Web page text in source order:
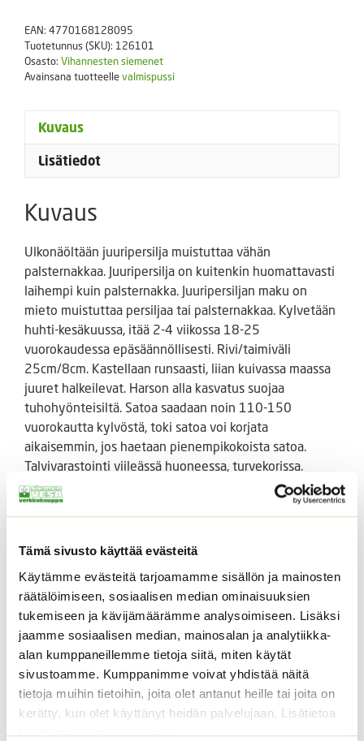
Tämä sivusto käyttää evästeitä
Käytämme evästeitä tarjoamamme sisällön ja mainosten
räätälöimiseen, sosiaalisen median ominaisuuksien
tukemiseen ja kävijämäärämme analysoimiseen. Lisäksi
jaamme sosiaalisen median, mainosalan ja analytiikka-
alan kumppaneillemme tietoja siitä, miten käytät
sivustoamme. Kumppanimme voivat yhdistää näitä
tietoja muihin tietoihin, joita olet antanut heille tai joita on
kerätty, kun olet käyttänyt heidän palvelujaan. Lisätietoa
käyttämistämme evästeistä
EAN: 4770168128095
Tuotetunnus (SKU): 126101
Osasto: Vihannesten siemenet
Avainsana tuotteellevalmispussi
Kuvaus
Lisätiedot
Kuvaus
Ulkonäöltään juuripersilja muistuttaa vähän
palsternakkaa. Juuripersilja on kuitenkin huomattavasti
laihempi kuin palsternakka. Juuripersiljan maku on
mieto muistuttaa persiljaa tai palsternakkaa. Kylvetään
huhti-kesäkuussa, itää 2-4 viikossa 18-25
vuorokaudessa epäsäännöllisesti. Rivi/taimiväli
25cm/8cm. Kastellaan runsaasti, liian kuivassa maassa
juuret halkeilevat. Harson alla kasvatus suojaa
tuhohyönteisiltä. Satoa saadaan noin 110-150
vuorokautta kylvöstä, toki satoa voi korjata
aikaisemmin, jos haetaan pienempikokoista satoa.
Talvivarastointi viileässä huoneessa, turvekorissa.
Cukrowa juuripersilja kasvaa noin 15 cm pitkäksi.
Annos noin 1000 – 2000 s. 2 grammaa.
Tutustu myös